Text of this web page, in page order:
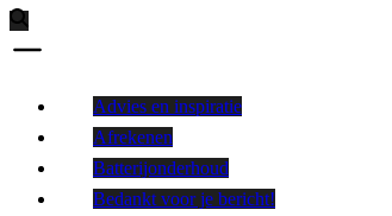
Advies en inspiratie
Afrekenen
Batterijonderhoud
Bedankt voor je bericht!